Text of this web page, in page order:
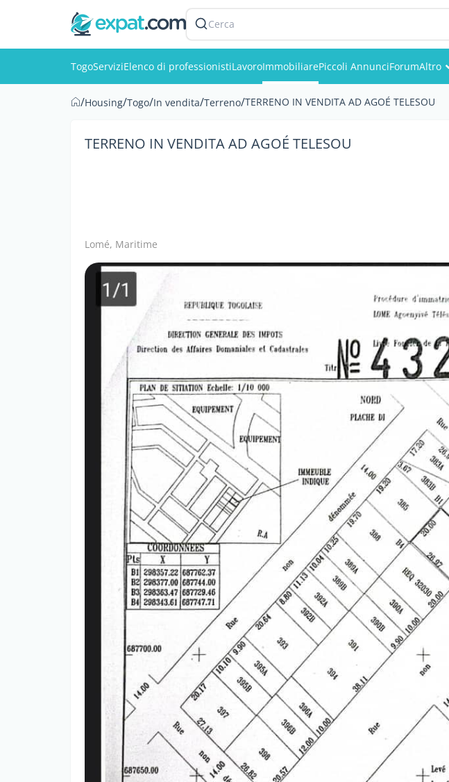
Cerca
TogoServiziElenco di professionistiLavoroImmobiliarePiccoli AnnunciForumAltro
Eventi
/Housing/Togo/In vendita/Terreno/TERRENO IN VENDITA AD AGOÉ TELESOU
TERRENO IN VENDITA AD AGOÉ TELESOU
Lomé, Maritime